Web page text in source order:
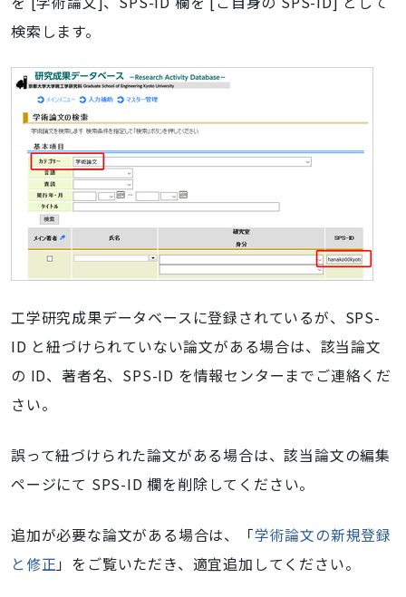
検索します。
工学研究成果データベースに登録されているが、SPS-
ID と紐づけられていない論文がある場合は、該当論文
の ID、著者名、SPS-ID を情報センターまでご連絡くだ
さい。
誤って紐づけられた論文がある場合は、該当論文の編集
ページにて SPS-ID 欄を削除してください。
追加が必要な論文がある場合は、「学術論文の新規登録
と修正」をご覧いただき、適宜追加してください。